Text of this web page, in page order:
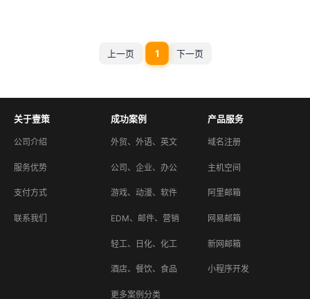
上一页 1 下一页
关于壹策
公司介绍
服务优势
支付方式
联系我们
成功案例
外贸、外语、英文
公司、企业、办公
游戏、动漫、软件
EDM、邮件、营销
轻工、日化、化工
酒店、餐饮、食品
更多案例分类
产品服务
域名注册
主机空间
阿里邮箱
网易邮箱
新网邮箱
小程序开发